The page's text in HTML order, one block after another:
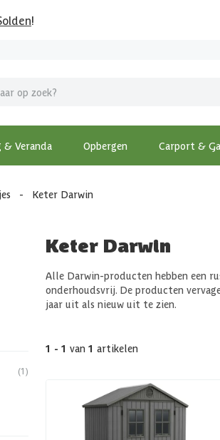
!
& Veranda Opbergen Carport &
- Keter Darwin
(1)
Keter Darwin
Alle Darwin-producten hebben een
onderhoudsvrij. De producten
jaar uit als nieuw uit te zien.
1 - 1 van 1 artikelen